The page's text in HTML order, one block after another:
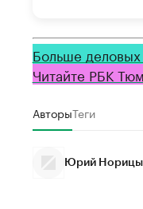
Больше
Читайте РБК
АвторыТеги
Юрий